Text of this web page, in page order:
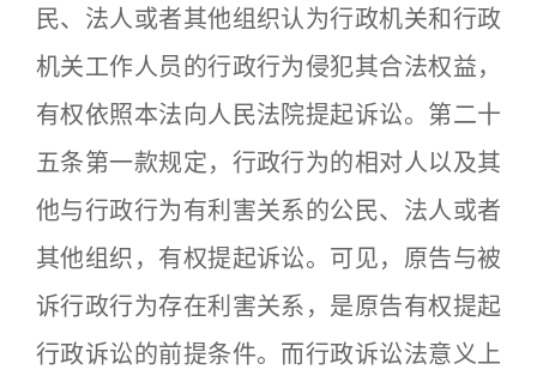
民、法人或者其他组织认为行政机关和行政
机关工作人员的行政行为侵犯其合法权益，
有权依照本法向人民法院提起诉讼。第二十
五条第一款规定，行政行为的相对人以及其
他与行政行为有利害关系的公民、法人或者
其他组织，有权提起诉讼。可见，原告与被
诉行政行为存在利害关系，是原告有权提起
行政诉讼的前提条件。而行政诉讼法意义上